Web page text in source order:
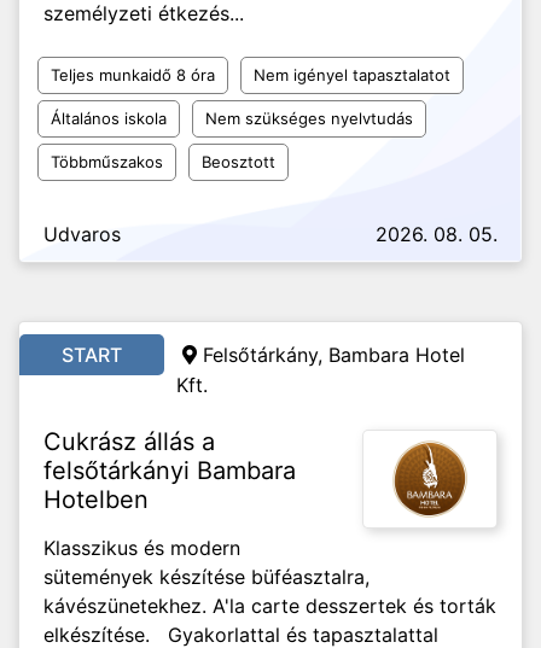
személyzeti étkezés...
Teljes munkaidő 8 óra Nem igényel tapasztalatot
Általános iskola Nem szükséges nyelvtudás
Többműszakos Beosztott
Udvaros 2026. 08. 05.
START
Felsőtárkány, Bambara Hotel
Kft.
Cukrász állás a
felsőtárkányi Bambara
Hotelben
Klasszikus és modern
sütemények készítése büféasztalra,
kávészünetekhez. A'la carte desszertek és torták
elkészítése. Gyakorlattal és tapasztalattal